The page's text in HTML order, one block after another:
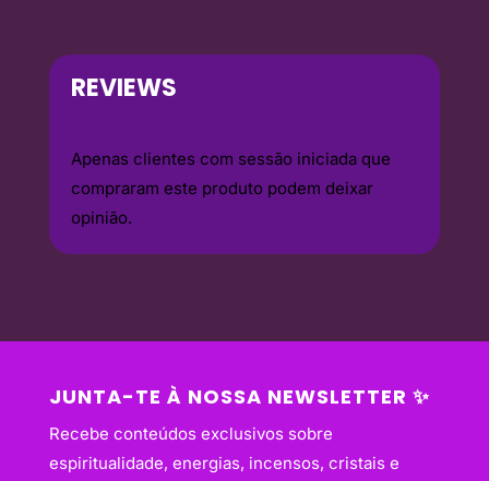
REVIEWS
Apenas clientes com sessão iniciada que
compraram este produto podem deixar
opinião.
JUNTA-TE À NOSSA NEWSLETTER ✨
Recebe conteúdos exclusivos sobre
espiritualidade, energias, incensos, cristais e